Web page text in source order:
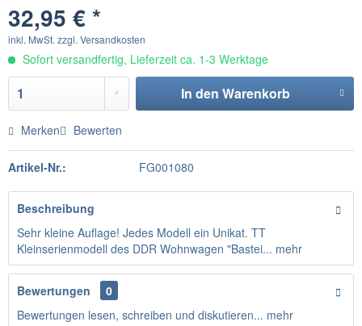
32,95 € *
inkl. MwSt. zzgl. Versandkosten
Sofort versandfertig, Lieferzeit ca. 1-3 Werktage
In den Warenkorb
Merken Bewerten
Artikel-Nr.: FG001080
Beschreibung
Sehr kleine Auflage! Jedes Modell ein Unikat. TT
Kleinserienmodell des DDR Wohnwagen "Bastei... mehr
Bewertungen
0
Bewertungen lesen, schreiben und diskutieren... mehr